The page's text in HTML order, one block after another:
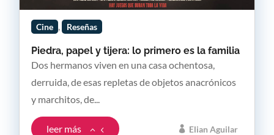
Piedra, papel y tijera: lo primero es la familia
Elian Aguilar
Cine , Reseñas
Dos hermanos viven en una casa ochentosa,
derruida, de esas repletas de objetos anacrónicos
y marchitos, de...
leer más